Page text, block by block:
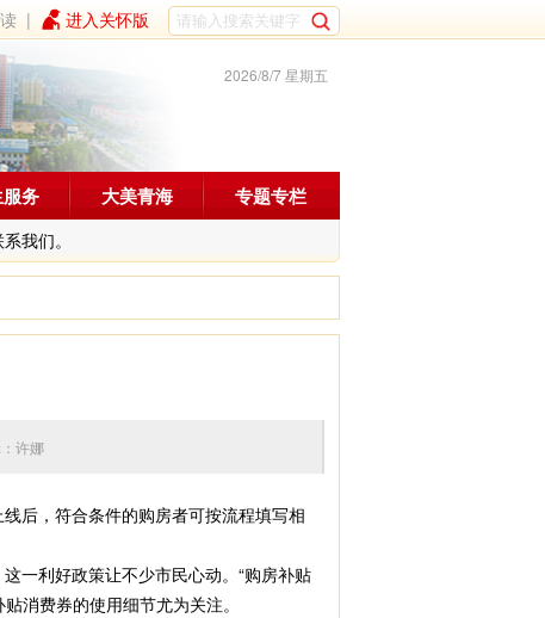
| 进入关怀版
2026/8/7 星期五
我们。
务 大美青海 专题专栏
：许娜
后，符合条件的购房者可按流程填写相
一利好政策让不少市民心动。“购房补贴
消费券的使用细节尤为关注。